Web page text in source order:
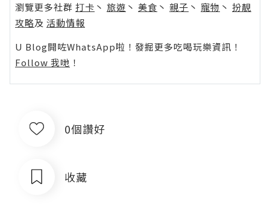
瀏覽更多社群 打卡 丶 旅遊 丶 美食 丶 親子 丶 寵物 丶 扮靚
攻略及 活動情報
U Blog開咗WhatsApp啦！發掘更多吃喝玩樂資訊！
Follow 我哋 ！
0個讚好
收藏